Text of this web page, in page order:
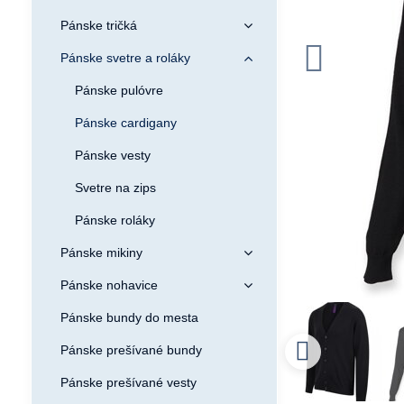
Pánske tričká
Pánske svetre a roláky
Pánske pulóvre
Pánske cardigany
Pánske vesty
Svetre na zips
Pánske roláky
Pánske mikiny
Pánske nohavice
Pánske bundy do mesta
Pánske prešívané bundy
Pánske prešívané vesty